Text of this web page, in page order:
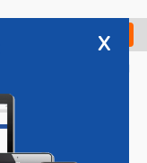
Check in
x